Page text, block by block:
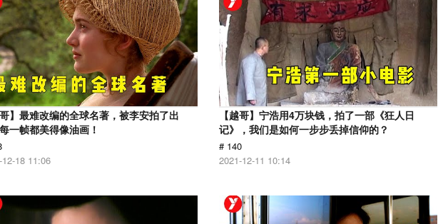
哥】最难改编的全球名著，被李安拍了出
一帧都美得像油画！
18 11:06
【越哥】宁浩用4万块钱，拍了一部《狂人日
记》，我们是如何一步步丢掉信仰的？
# 140
2021-12-11 10:14